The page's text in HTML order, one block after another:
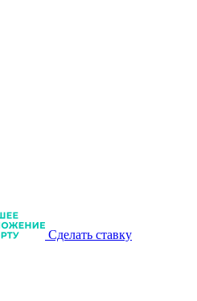
Сделать ставку